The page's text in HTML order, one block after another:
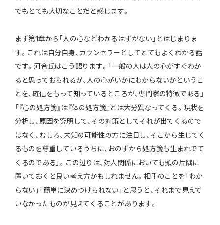
でもとても大切なことだと感じます。
まず第1章から「人の心などわかるはずがない」とはじまりま
す。これは自分自身、カウンセラーとしてとてもよくわかる話
です。河合氏はこう語ります。「一般の人は人の心がすぐわか
ると思っておられるが、人の心がいかにわからないかというこ
とを、確信をもって知っているところが、専門家の特徴である」
「『心の処方箋』は『体の処方箋』とは大分異なってくる。現状を
分析し、原因を究明して、その対策としてそれが出てくるので
はなく、むしろ、未知の可能性の方に注目し、そこから生じてく
るものを尊重しているうちに、おのずから処方箋も生まれでて
くるのである」。この辺りは、対人関係においても頭の片隅に
置いておくと良い考え方かもしれません。相手のことを「わか
らない」「簡単に決めつけられない」と思うと、それまで見えて
いなかったものが見えてくることがあります。